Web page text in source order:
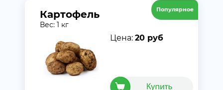
Популярное
Картофель
Вес: 1 кг
Цена: 20 руб